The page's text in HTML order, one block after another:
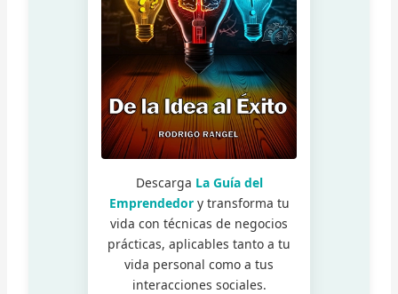
Descarga La Guía del
Emprendedory transforma tu
vida con técnicas de negocios
prácticas, aplicables tanto a tu
vida personal como a tus
interacciones sociales.